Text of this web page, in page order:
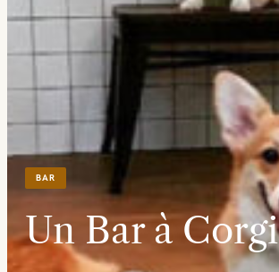
BAR
Un Bar à Corgi